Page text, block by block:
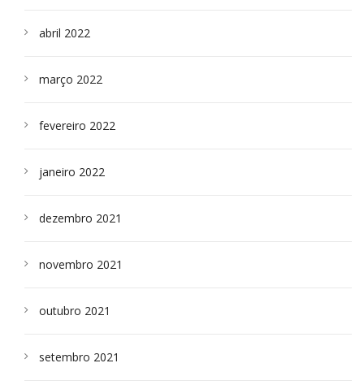
abril 2022
março 2022
fevereiro 2022
janeiro 2022
dezembro 2021
novembro 2021
outubro 2021
setembro 2021